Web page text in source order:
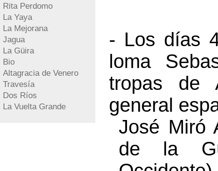
Rita Perdomo
La Yaya
La Mejorana
Jagua
La Güira
Bio
Altagracia de Venero
Travesía
Dos Ríos
La Vuelta Grande
- Los días
loma
tropas de
general
José Miró
de la